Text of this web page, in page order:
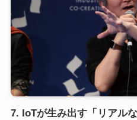
7. IoTが生み出す「リアル